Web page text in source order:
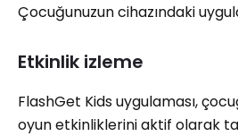
Çocuğunuzun cihazındaki
Etkinlik izleme
FlashGet Kids uygulaması,
oyun etkinliklerini aktif olarak